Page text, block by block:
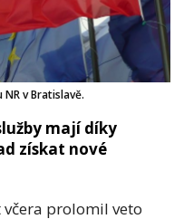
v Bratislavě.
mají díky
získat nové
včera prolomil veto